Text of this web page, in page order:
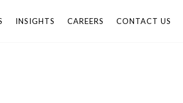
INSIGHTS CAREERS CONTACT US